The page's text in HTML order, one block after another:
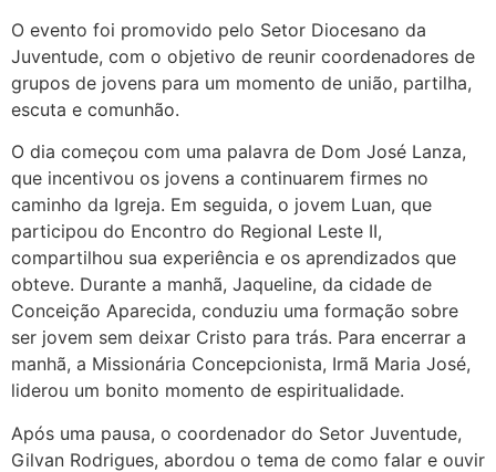
O evento foi promovido pelo Setor Diocesano da
Juventude, com o objetivo de reunir coordenadores de
grupos de jovens para um momento de união, partilha,
escuta e comunhão.
O dia começou com uma palavra de Dom José Lanza,
que incentivou os jovens a continuarem firmes no
caminho da Igreja. Em seguida, o jovem Luan, que
participou do Encontro do Regional Leste II,
compartilhou sua experiência e os aprendizados que
obteve. Durante a manhã, Jaqueline, da cidade de
Conceição Aparecida, conduziu uma formação sobre
ser jovem sem deixar Cristo para trás. Para encerrar a
manhã, a Missionária Concepcionista, Irmã Maria José,
liderou um bonito momento de espiritualidade.
Após uma pausa, o coordenador do Setor Juventude,
Gilvan Rodrigues, abordou o tema de como falar e ouvir